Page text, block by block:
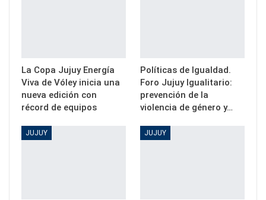
La Copa Jujuy Energía
Viva de Vóley inicia una
nueva edición con
récord de equipos
Políticas de Igualdad.
Foro Jujuy Igualitario:
prevención de la
violencia de género y…
JUJUY JUJUY